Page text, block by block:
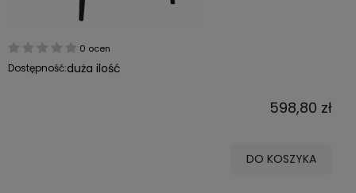
0 ocen
Dostępność:duża ilość
598,80 zł
DO KOSZYKA